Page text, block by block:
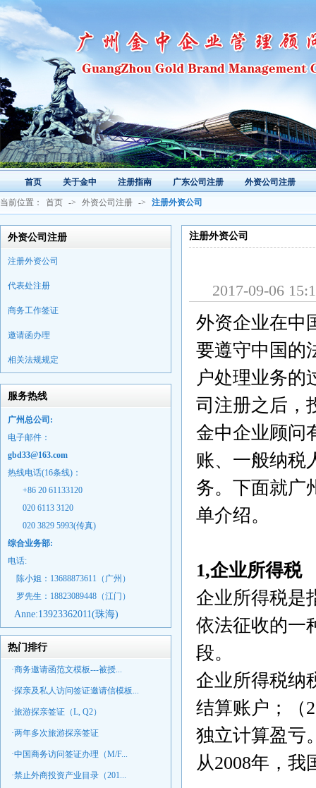
首页 关于金中 注册指南 广东公司注册 外资公司注册
当前位置： 首页 -> 外资公司注册 -> 注册外资公司
外资公司注册
注册外资公司
代表处注册
商务工作签证
邀请函办理
相关法规规定
服务热线
广州总公司:
电子邮件：
gbd33@163.com
热线电话(16条线)：
+86 20 61133120
020 6113 3120
020 3829 5993(传真)
综合业务部:
电话:
陈小姐：13688873611（广州）
罗先生：18823089448 （江门）
Anne:13923362011(珠海)
热门排行
·商务邀请函范文模板---被授...
·探亲及私人访问签证邀请信模板...
·旅游探亲签证（L, Q2）
·两年多次旅游探亲签证
·中国商务访问签证办理（M/F...
·禁止外商投资产业目录（201...
注册外资公司
2017-09-06
外资企业在中
要遵守中国的
户处理业务的
司注册之后，
金中企业顾问
账、一般纳税
务。下面就广
单介绍。
1,企业所得税
企业所得税是
依法征收的一
段。
企业所得税纳
结算账户；（
独立计算盈亏
从2008年，我